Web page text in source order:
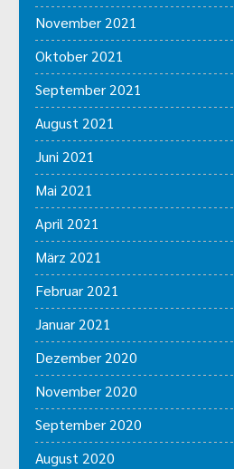
November 2021
Oktober 2021
September 2021
August 2021
Juni 2021
Mai 2021
April 2021
März 2021
Februar 2021
Januar 2021
Dezember 2020
November 2020
September 2020
August 2020